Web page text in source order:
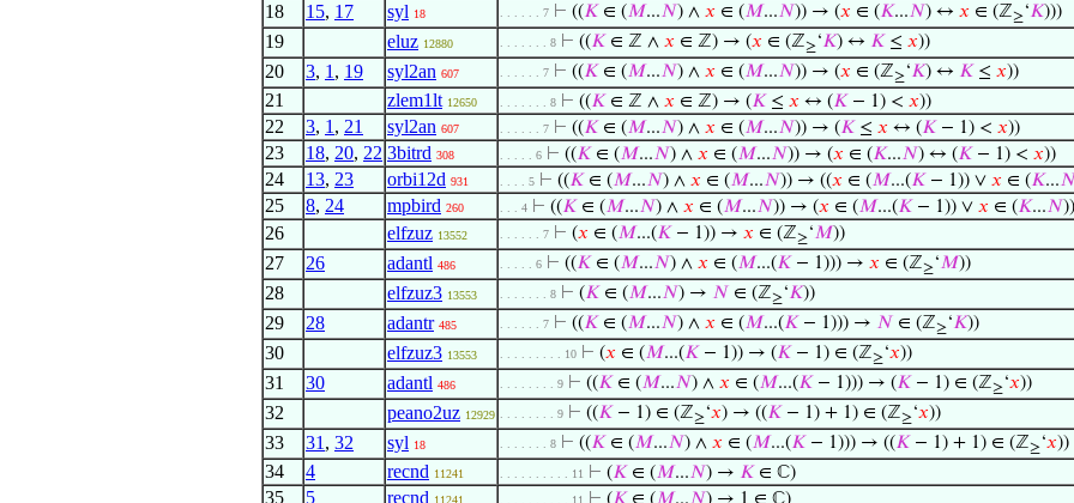
18 15, 17 syl 18 . . . . . . 7 ⊢ ((𝐾 ∈ (𝑀...𝑁) ∧ 𝑥 ∈ (𝑀...𝑁)) → (𝑥 ∈ (𝐾...𝑁) ↔ 𝑥 ∈ (ℤ≥‘𝐾)))
19 eluz 12880 . . . . . . . 8 ⊢ ((𝐾 ∈ ℤ ∧ 𝑥 ∈ ℤ) → (𝑥 ∈ (ℤ≥‘𝐾) ↔ 𝐾 ≤ 𝑥))
20 3, 1 , 19 syl2an 607 . . . . . . 7 ⊢ ((𝐾 ∈ (𝑀...𝑁) ∧ 𝑥 ∈ (𝑀...𝑁)) → (𝑥 ∈ (ℤ≥‘𝐾) ↔ 𝐾 ≤ 𝑥))
21 zlem1lt 12650 . . . . . . . 8 ⊢ ((𝐾 ∈ ℤ ∧ 𝑥 ∈ ℤ) → (𝐾 ≤ 𝑥 ↔ (𝐾 − 1) < 𝑥))
22 3, 1 , 21 syl2an 607 . . . . . . 7 ⊢ ((𝐾 ∈ (𝑀...𝑁) ∧ 𝑥 ∈ (𝑀...𝑁)) → (𝐾 ≤ 𝑥 ↔ (𝐾 − 1) < 𝑥))
23 18, 20, 22 3bitrd 308 . . . . . 6 ⊢ ((𝐾 ∈ (𝑀...𝑁) ∧ 𝑥 ∈ (𝑀...𝑁)) → (𝑥 ∈ (𝐾...𝑁) ↔ (𝐾 − 1) < 𝑥))
24 13, 23 orbi12d 931 . . . . 5 ⊢ ((𝐾 ∈ (𝑀...𝑁) ∧ 𝑥 ∈ (𝑀...𝑁)) → ((𝑥 ∈ (𝑀...(𝐾 − 1)) ∨ 𝑥 ∈ (𝐾...𝑁
25 8, 24 mpbird 260 . . . 4 ⊢ ((𝐾 ∈ (𝑀...𝑁) ∧ 𝑥 ∈ (𝑀...𝑁)) → (𝑥 ∈ (𝑀...(𝐾 − 1)) ∨ 𝑥 ∈ (𝐾...𝑁
26 elfzuz 13552 . . . . . . 7 ⊢ (𝑥 ∈ (𝑀...(𝐾 − 1)) → 𝑥 ∈ (ℤ≥‘𝑀))
27 26 adantl 486 . . . . . 6 ⊢ ((𝐾 ∈ (𝑀...𝑁) ∧ 𝑥 ∈ (𝑀...(𝐾 − 1))) → 𝑥 ∈ (ℤ≥‘𝑀))
28 elfzuz3 13553 . . . . . . . 8 ⊢ (𝐾 ∈ (𝑀...𝑁) → 𝑁 ∈ (ℤ≥‘𝐾))
29 28 adantr 485 . . . . . . 7 ⊢ ((𝐾 ∈ (𝑀...𝑁) ∧ 𝑥 ∈ (𝑀...(𝐾 − 1))) → 𝑁 ∈ (ℤ≥‘𝐾))
30 elfzuz3 13553 . . . . . . . . . 10 ⊢ (𝑥 ∈ (𝑀...(𝐾 − 1)) → (𝐾 − 1) ∈ (ℤ≥‘𝑥))
31 30 adantl 486 . . . . . . . . 9 ⊢ ((𝐾 ∈ (𝑀...𝑁) ∧ 𝑥 ∈ (𝑀...(𝐾 − 1))) → (𝐾 − 1) ∈ (ℤ≥‘𝑥))
32 peano2uz 12929 . . . . . . . . 9 ⊢ ((𝐾 − 1) ∈ (ℤ≥‘𝑥) → ((𝐾 − 1) + 1) ∈ (ℤ≥‘𝑥))
33 31 , 32 syl 18 . . . . . . . 8 ⊢ ((𝐾 ∈ (𝑀...𝑁) ∧ 𝑥 ∈ (𝑀...(𝐾 − 1))) → ((𝐾 − 1) + 1) ∈ (ℤ≥‘𝑥))
34 4 recnd 11241 . . . . . . . . . . 11 ⊢ (𝐾 ∈ (𝑀...𝑁) → 𝐾 ∈ ℂ)
35 5 recnd 11241 . . . . . . . . . . 11